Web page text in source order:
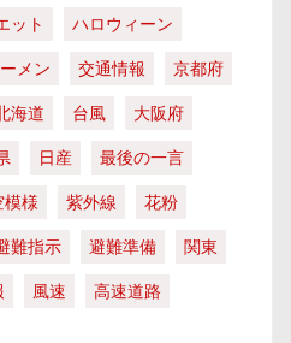
ット
ハロウィーン
メン 交通情報
京都府
海道 台風
大阪府
日産
最後の一言
模様 紫外線
花粉
難指示 避難準備
関東
風速 高速道路